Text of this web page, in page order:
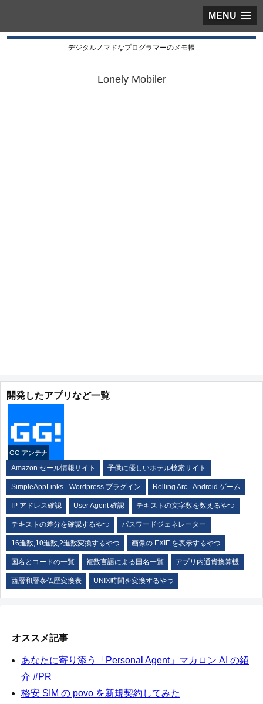
MENU
デジタルノマドなプログラマーのメモ帳
Lonely Mobiler
開発したアプリなど一覧
GG!アンテナ
Amazon セール情報サイト 子供に優しいホテル検索サイト
SimpleAppLinks - Wordpress プラグイン Rolling Arc - Android ゲーム
IP アドレス確認 User Agent 確認 テキストの文字数を数えるやつ
テキストの差分を確認するやつ パスワードジェネレーター
16進数,10進数,2進数変換するやつ 画像の EXIF を表示するやつ
国名とコードの一覧 複数言語による国名一覧 アプリ内通貨換算機
西暦和暦泰仏歴変換表 UNIX時間を変換するやつ
オススメ記事
あなたに寄り添う「Personal Agent」マカロン AI の紹
介 #PR
格安 SIM の povo を新規契約してみた